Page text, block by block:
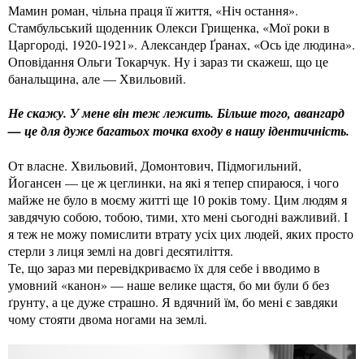
Мамин роман, чільна праця її життя, «Ніч остання».
Стамбульський щоденник Олекси Грищенка, «Мої роки в
Царгороді, 1920-1921». Александер Ґранах, «Ось іде людина».
Оповідання Ольги Токарчук. Ну і зараз ти скажеш, що це
банальщина, але — Хвильовий.
Не скажу. У мене він теж лежить. Більше того, авангард
— це для дуже багатьох точка входу в нашу ідентичність.
От власне. Хвильовий, Домонтович, Підмогильний,
Йогансен — це ж цеглинки, на які я тепер спираюся, і чого
майже не було в моєму житті ще 10 років тому. Цим людям я
завдячую собою, тобою, тими, хто мені сьогодні важливий. І
я теж не можу помислити втрату усіх цих людей, яких просто
стерли з лиця землі на довгі десятиліття.
Те, що зараз ми перевідкриваємо їх для себе і вводимо в
умовний «канон» — наше велике щастя, бо ми були б без
ґрунту, а це дуже страшно. Я вдячний їм, бо мені є завдяки
чому стояти двома ногами на землі.